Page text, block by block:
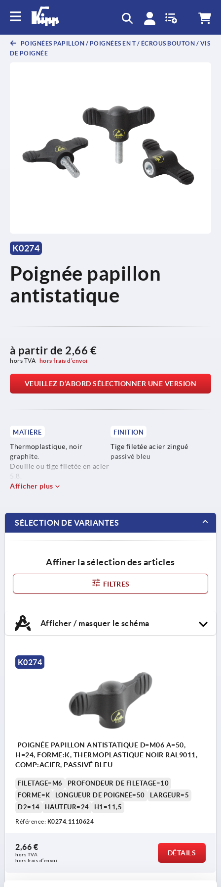
POIGNÉES PAPILLON / POIGNÉES EN T / ÉCROUS BOUTON / VIS
DE POIGNÉE
K0274
Poignée papillon
antistatique
à partir de 2,66 €
hors TVA hors frais d’envoi
VEUILLEZ D’ABORD SÉLECTIONNER UNE VERSION
MATIÈRE
Thermoplastique, noir
graphite.
Douille ou tige filetée en acier
5.8.
FINITION
Tige filetée acier zingué
passivé bleu
Afficher plus
SÉLECTION DE VARIANTES
Affiner la sélection des articles
FILTRES
Afficher / masquer le schéma
K0274
POIGNÉE PAPILLON ANTISTATIQUE D=M06 A=50,
H=24, FORME:K, THERMOPLASTIQUE NOIR RAL9011,
COMP:ACIER, PASSIVÉ BLEU
FILETAGE=M6
PROFONDEUR DE FILETAGE=10
FORME=K
LONGUEUR DE POIGNÉE=50
LARGEUR=5
D2=14
HAUTEUR=24 H1=11,5
Référence: K0274.1110624
2,66 €
hors TVA
hors frais d’envoi
DÉTAILS